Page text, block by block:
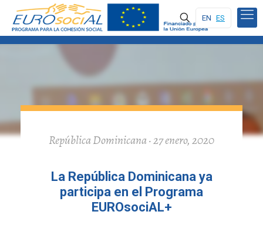
EN ES
República Dominicana · 27 enero, 2020
La República Dominicana ya
participa en el Programa
EUROsociAL+